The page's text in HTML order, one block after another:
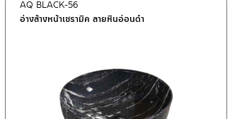
อ่างล้างหน้าเซรามิค ลายหินอ่อนดำ
AQ BLACK-56